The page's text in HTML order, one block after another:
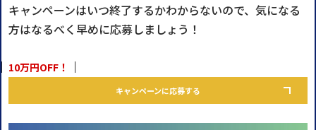
キャンペーンはいつ終了するかわからないので、気になる
方はなるべく早めに応募しましょう！
10万円OFF！
キャンペーンに応募する